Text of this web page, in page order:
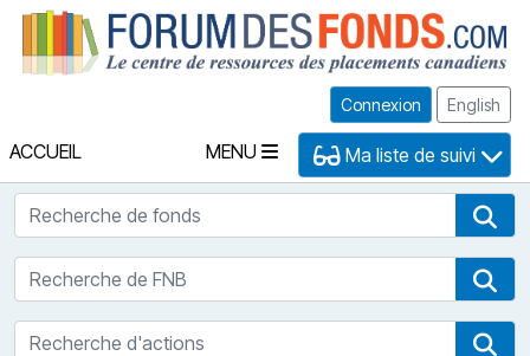
Connexion English
ACCUEIL MENU Ma liste de suivi
Recherche de fonds
Recherche de FNB
Recherche d'actions